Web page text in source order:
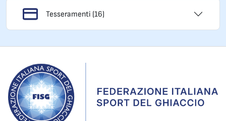
Tesseramenti (16)